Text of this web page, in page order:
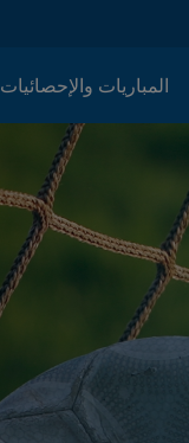
المباريات والإحصائيات